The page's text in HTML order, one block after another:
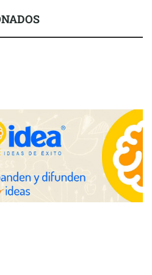
de anillos de compromiso para el
con herramientas
cuando un solo producto multiplica